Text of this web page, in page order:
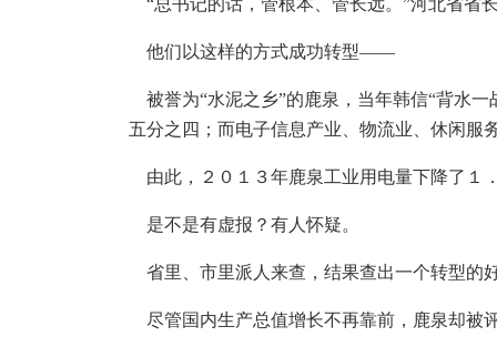
“总书记的话，管根本、管长远。”河北省省
他们以这样的方式成功转型——
被誉为“水泥之乡”的鹿泉，当年韩信“背水
五分之四；而电子信息产业、物流业、休闲服
由此，２０１３年鹿泉工业用电量下降了１
是不是有虚报？有人怀疑。
省里、市里派人来查，结果查出一个转型的
尽管国内生产总值增长不再靠前，鹿泉却被